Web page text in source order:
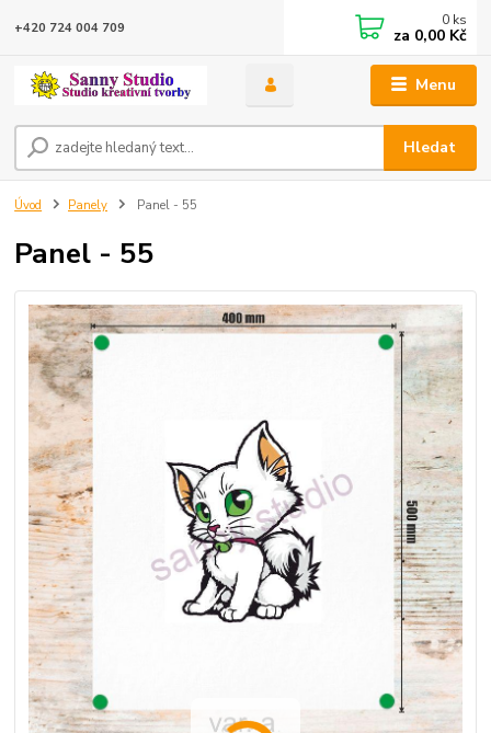
Menu
Hledat
+420 724 004 709 0 ks
za 0,00 Kč
Úvod Panely Panel - 55
Panel - 55